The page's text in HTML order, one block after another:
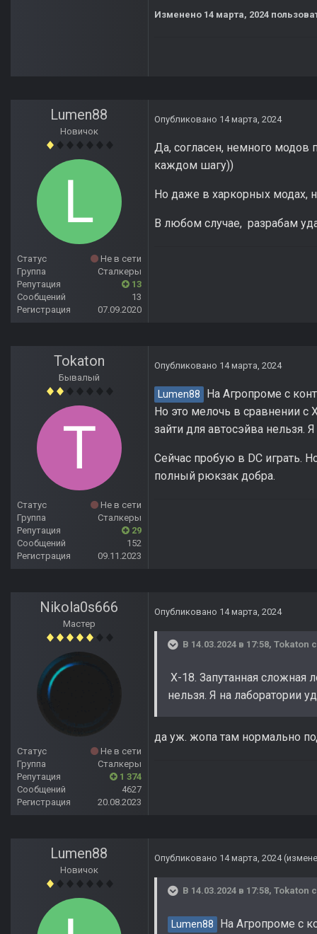
Изменено 14 марта, 2024
Lumen88
Новичок
Статус
Не в сети
Группа
Сталкеры
Репутация
13
Сообщений
13
Регистрация
07.09.2020
Опубликовано 14 марта, 2024
Да, согласен, немного модов
каждом шагу))
Но даже в харкорных модах,
В любом случае, разрабам
Tokaton
Бывалый
Статус
Не в сети
Группа
Сталкеры
Репутация
29
Сообщений
152
Регистрация
09.11.2023
Опубликовано 14 марта, 2024
Lumen88
На Агропроме с
Но это мелочь в сравнении с
зайти для автосэйва нельзя.
Сейчас пробую в DC играть.
полный рюкзак добра.
Nikola0s666
Мастер
Статус
Не в сети
Группа
Сталкеры
Репутация
1 374
Сообщений
4627
Регистрация
20.08.2023
Опубликовано 14 марта, 2024
В 14.03.2024 в 17:58, Tokaton
X-18. Запутанная сложная
нельзя. Я на лаборатории
да уж. жопа там нормально
Lumen88
Новичок
Опубликовано 14 марта, 2024
В 14.03.2024 в 17:58, Tokaton
Lumen88
На Агропроме с